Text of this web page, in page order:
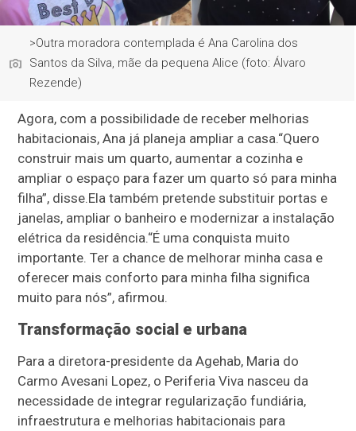
>Outra moradora contemplada é Ana Carolina dos
Santos da Silva, mãe da pequena Alice (foto: Álvaro
Rezende)
Agora, com a possibilidade de receber melhorias
habitacionais, Ana já planeja ampliar a casa.“Quero
construir mais um quarto, aumentar a cozinha e
ampliar o espaço para fazer um quarto só para minha
filha”, disse.Ela também pretende substituir portas e
janelas, ampliar o banheiro e modernizar a instalação
elétrica da residência.“É uma conquista muito
importante. Ter a chance de melhorar minha casa e
oferecer mais conforto para minha filha significa
muito para nós”, afirmou.
Transformação social e urbana
Para a diretora-presidente da Agehab, Maria do
Carmo Avesani Lopez, o Periferia Viva nasceu da
necessidade de integrar regularização fundiária,
infraestrutura e melhorias habitacionais para